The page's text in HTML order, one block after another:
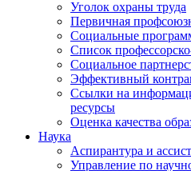
Уголок охраны труда
Первичная
Социальные
Список
Социальное
Эффективный
Ссылки на
ресурсы
Оценка качества
Наука
Аспирантура и
Управление по